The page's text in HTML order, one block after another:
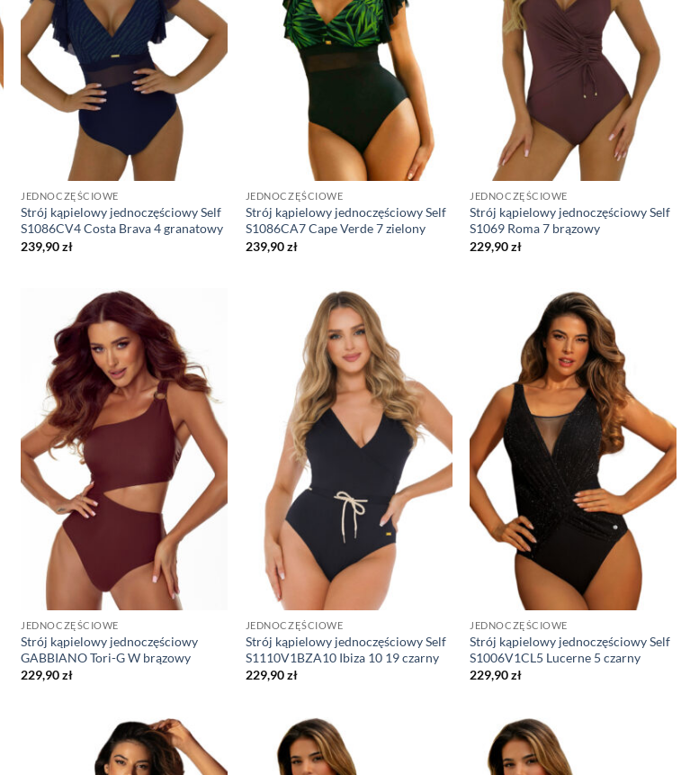
JEDNOCZĘŚCIOWE
Strój kąpielowy jednoczęściowy Self
S1086CV4 Costa Brava 4 granatowy
239,90zł
JEDNOCZĘŚCIOWE
Strój kąpielowy jednoczęściowy Self
S1086CA7 Cape Verde 7 zielony
239,90zł
JEDNOCZĘŚCIOWE
Strój kąpielowy jednoczęściowy Self
S1069 Roma 7 brązowy
229,90zł
JEDNOCZĘŚCIOWE
Strój kąpielowy jednoczęściowy
GABBIANO Tori-G W brązowy
229,90zł
JEDNOCZĘŚCIOWE
Strój kąpielowy jednoczęściowy Self
S1110V1BZA10 Ibiza 10 19 czarny
229,90zł
JEDNOCZĘŚCIOWE
Strój kąpielowy jednoczęściowy Self
S1006V1CL5 Lucerne 5 czarny
229,90zł